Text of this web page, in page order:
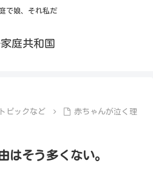
で娘、それ私だ
庭共和国
ピックなど
赤ちゃんが泣く理
はそう多くない。